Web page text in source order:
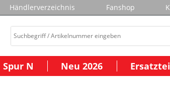
Händlerverzeichnis Fanshop
Spur N Neu 2026